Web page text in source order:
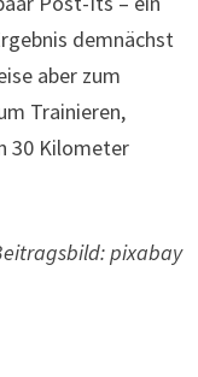
demnächst
aber zum
Trainieren,
30 Kilometer
pixabay